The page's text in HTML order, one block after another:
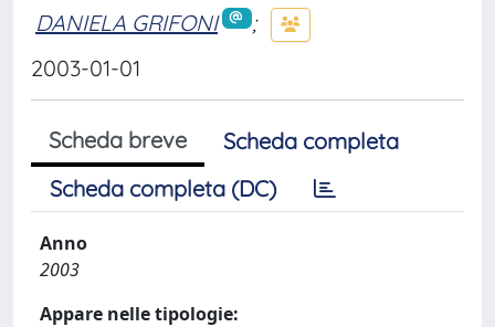
DANIELA GRIFONI
;
2003-01-01
Scheda breve
Scheda completa
Scheda completa (DC)
Anno
2003
Appare nelle tipologie: